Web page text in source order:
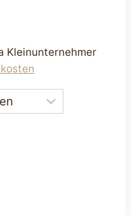
Kleinunternehmer